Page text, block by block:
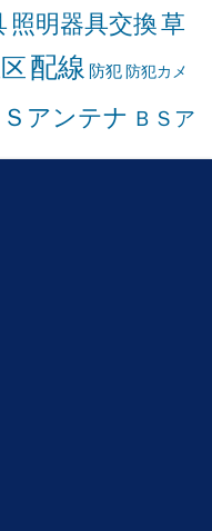
照明器具交換草
配線 防犯 防犯カメ
Ｓアンテナ ＢＳア